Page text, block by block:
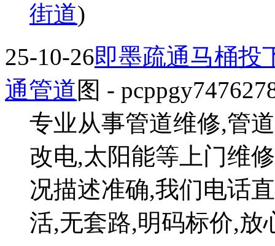
街道)
25-10-26即墨疏通马桶投
通管道图 -
专业从事管道维修,管
改电,太阳能等上门维
况描述准确,我们电话
活,无套路,明码标价,放